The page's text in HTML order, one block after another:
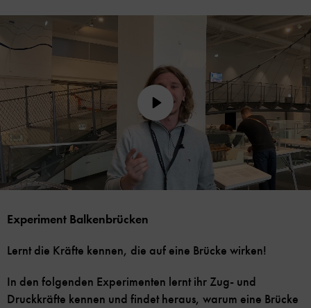
Play
Experiment Balkenbrücken
Lernt die Kräfte kennen, die auf eine Brücke wirken!
In den folgenden Experimenten lernt ihr Zug- und
Druckkräfte kennen und findet heraus, warum eine Brücke